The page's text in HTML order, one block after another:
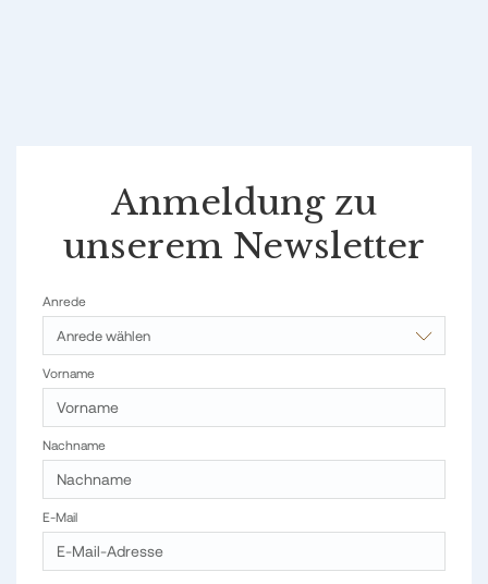
Anmeldung zu
unserem Newsletter
Anrede
Anrede wählen
Vorname
Nachname
E-Mail